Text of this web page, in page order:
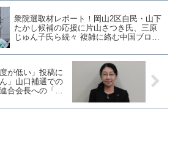
衆院選取材レポート！岡山2区自民・山下
たかし候補の応援に片山さつき氏、三原
じゅん子氏ら続々 複雑に絡む中国ブロッ
が低い」投稿に
」山口補選での
合会長への「ア